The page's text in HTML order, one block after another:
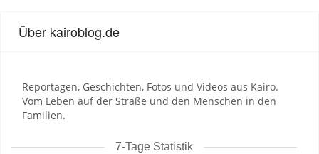
Über kairoblog.de
Reportagen, Geschichten, Fotos und Videos aus Kairo.
Vom Leben auf der Straße und den Menschen in den
Familien.
7-Tage Statistik